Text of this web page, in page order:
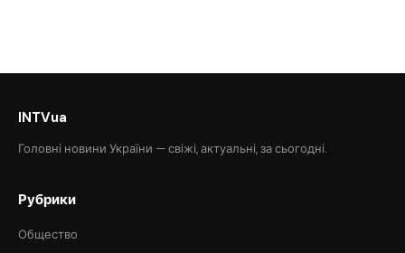
INTVua
Головні новини України — свіжі, актуальні, за сьогодні.
Рубрики
Общество